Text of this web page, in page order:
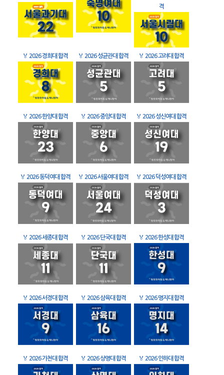
격
🏅 2026 경희대 합격 🏅 2026 성균관대 합격 🏅 2026 고려대 합격
🏅 2026 한양대 합격 🏅 2026 중앙대 합격 🏅 2026 성신여대 합격
🏅 2026 동덕여대 합격 🏅 2026 서울여대 합격 🏅 2026 덕성여대 합격
🏅 2026 세종대 합격 🏅 2026 단국대 합격 🏅 2026 한성대 합격
🏅 2026 서경대 합격 🏅 2026 삼육대 합격 🏅 2026 명지대 합격
🏅 2026 가천대 합격 🏅 2026 상명대 합격 🏅 2026 인하대 합격